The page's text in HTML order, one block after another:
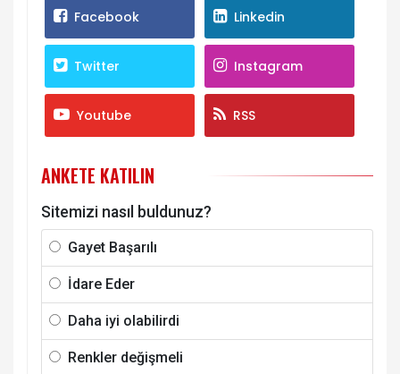
Facebook Linkedin
Twitter Instagram
Youtube RSS
ANKETE KATILIN
Sitemizi nasıl buldunuz?
Gayet Başarılı
İdare Eder
Daha iyi olabilirdi
Renkler değişmeli